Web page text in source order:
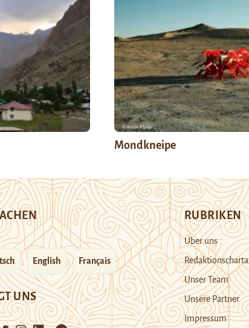
Mondkneipe
English Français
UNS
RUBRIKEN
Über uns
Redaktionscharta
Unser Team
Unsere Partner
Impressum